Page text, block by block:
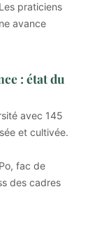
praticiens
avance
: état du
avec 145
et cultivée.
fac de
des cadres